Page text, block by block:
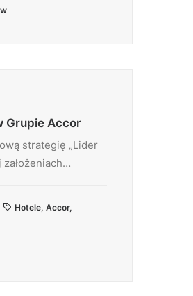
Grupie Accor
strategię „Lider
Hotele, Accor,